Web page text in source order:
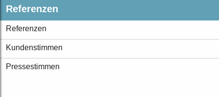
Referenzen
Referenzen
Kundenstimmen
Pressestimmen